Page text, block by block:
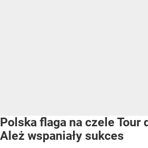
Polska flaga na czele Tour
Ależ wspaniały sukces